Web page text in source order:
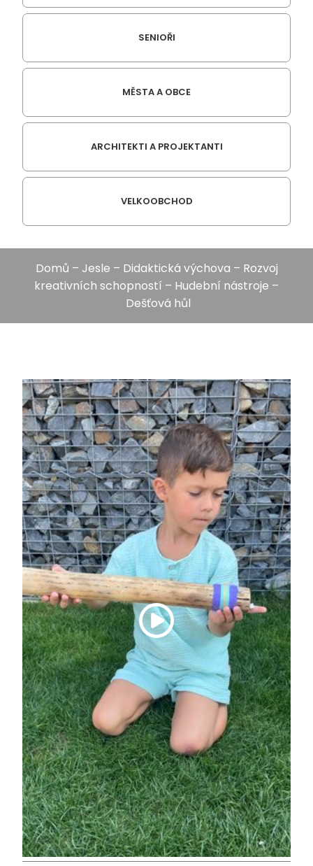
SENIOŘI
MĚSTA A OBCE
ARCHITEKTI A PROJEKTANTI
VELKOOBCHOD
Domů – Jesle – Didaktická výchova – Rozvoj
kreativních schopností – Hudební nástroje –
Dešťová hůl